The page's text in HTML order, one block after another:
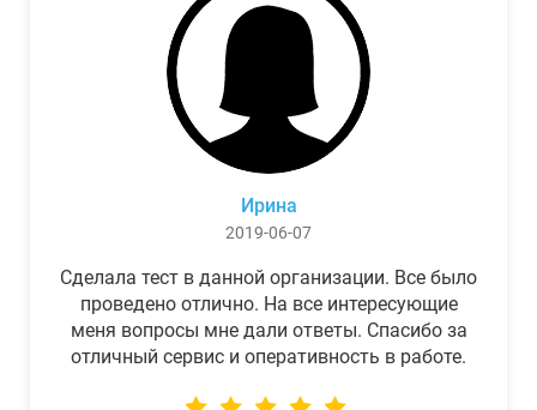
Ирина
2019-06-07
Сделала тест в данной организации. Все было
проведено отлично. На все интересующие
меня вопросы мне дали ответы. Спасибо за
отличный сервис и оперативность в работе.